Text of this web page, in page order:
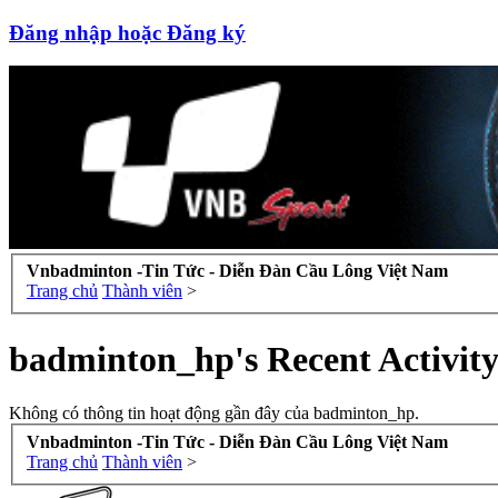
Đăng nhập hoặc Đăng ký
Vnbadminton -Tin Tức - Diễn Đàn Cầu Lông Việt Nam
Trang chủ Thành viên >
badminton_hp's Recent Activity
Không có thông tin hoạt động gần đây của badminton_hp.
Vnbadminton -Tin Tức - Diễn Đàn Cầu Lông Việt Nam
Trang chủ Thành viên >